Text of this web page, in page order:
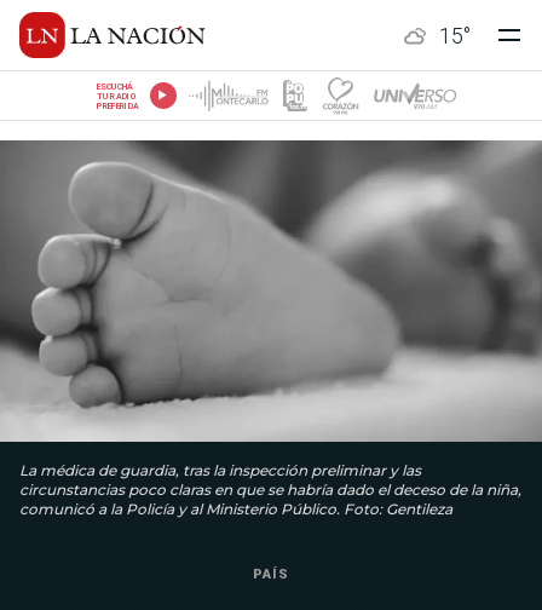
15°
ESCUCHÁ
TU RADIO
PREFERIDA
La médica de guardia, tras la inspección preliminar y las
circunstancias poco claras en que se habría dado el deceso de la niña,
comunicó a la Policía y al Ministerio Público. Foto: Gentileza
PAÍS